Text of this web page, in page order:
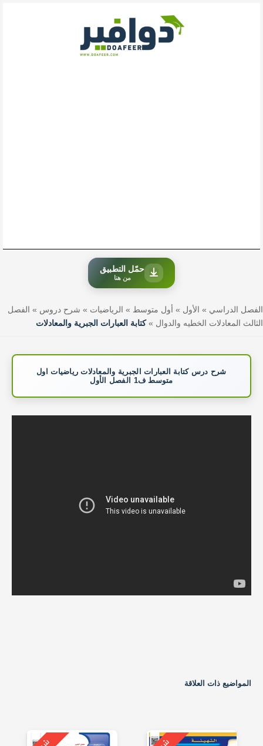
حمّل التطبيق
من هنا
الفصل الدراسي » الأول » أول متوسط » الرياضيات » شرح دروس » الفصل
الثالث المعادلات الخطيه والدوال »كتابة العبارات الجبرية والمعادلات
شرح درس كتابة العبارات الجبرية والمعادلات رياضيات اول
متوسط ف1 الفصل الأول
المواضيع ذات العلاقة